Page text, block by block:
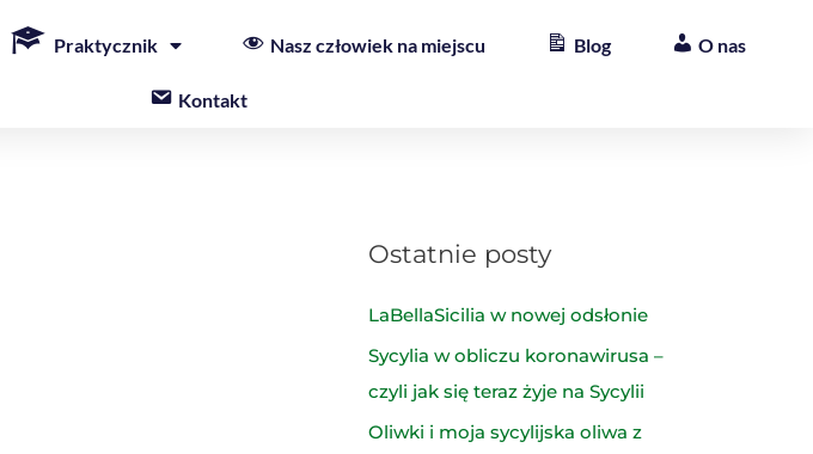
Praktycznik Nasz człowiek na miejscu Blog O nas
Kontakt
Ostatnie posty
LaBellaSicilia w nowej odsłonie
Sycylia w obliczu koronawirusa –
czyli jak się teraz żyje na Sycylii
Oliwki i moja sycylijska oliwa z